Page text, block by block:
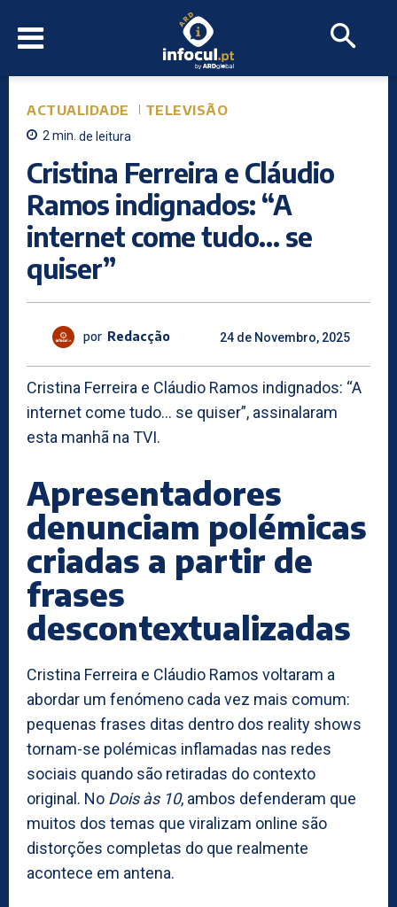
ACTUALIDADE TELEVISÃO
2min. de leitura
Cristina Ferreira e Cláudio
Ramos indignados: “A
internet come tudo… se
quiser”
por Redacção 24 de Novembro, 2025
Cristina Ferreira e Cláudio Ramos indignados: “A
internet come tudo… se quiser”, assinalaram
esta manhã na TVI.
Apresentadores
denunciam polémicas
criadas a partir de
frases
descontextualizadas
Cristina Ferreira e Cláudio Ramos voltaram a
abordar um fenómeno cada vez mais comum:
pequenas frases ditas dentro dos reality shows
tornam-se polémicas inflamadas nas redes
sociais quando são retiradas do contexto
original. No Dois às 10, ambos defenderam que
muitos dos temas que viralizam online são
distorções completas do que realmente
acontece em antena.